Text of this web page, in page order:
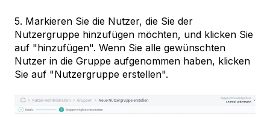
5. Markieren Sie die Nutzer, die Sie der
Nutzergruppe hinzufügen möchten, und klicken Sie
auf "hinzufügen". Wenn Sie alle gewünschten
Nutzer in die Gruppe aufgenommen haben, klicken
Sie auf "Nutzergruppe erstellen".